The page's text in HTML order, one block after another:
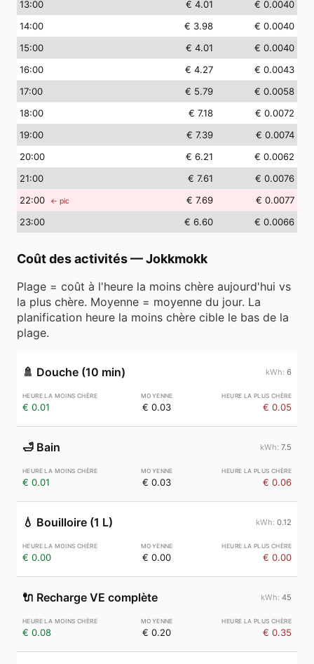
13:00 € 4.01
€ 0.0040
14:00 € 3.98
€ 0.0040
15:00 € 4.01
€ 0.0040
16:00 € 4.27
€ 0.0043
17:00 € 5.79
€ 0.0058
18:00 € 7.18
€ 0.0072
19:00 € 7.39
€ 0.0074
20:00 € 6.21
€ 0.0062
21:00 € 7.61
€ 0.0076
22:00 ← pic € 7.69
€ 0.0077
23:00 € 6.60 € 0.0066
Coût des activités—Jokkmokk
Plage = coût à l'heure la moins chère aujourd'hui vs
la plus chère. Moyenne = moyenne du jour. La
planification heure la moins chère cible le bas de la
plage.
🚿 Douche (10 min) 6
€ 0.01 € 0.03 € 0.05
🛁 Bain 7.5
€ 0.01 € 0.03 € 0.06
💧 Bouilloire (1 L) 0.12
€ 0.00 € 0.00 € 0.00
🔌 Recharge VE complète 45
€ 0.08 € 0.20 € 0.35